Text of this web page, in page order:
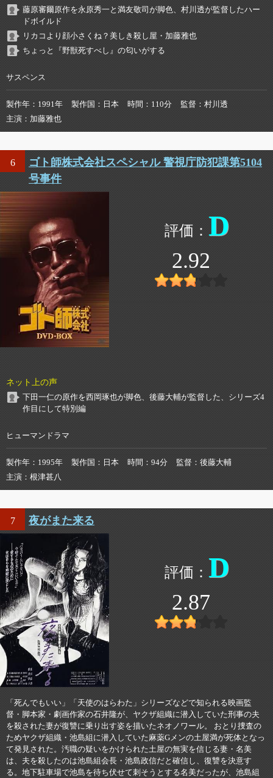
藤原審爾原作を永原秀一と満友敬司が脚色、村川透が監督したハー
ドボイルド
リカコより顔小さくね？美しき殺し屋・加藤雅也
ちょっと『野獣死すべし』の匂いがする
サスペンス
製作年 1991年 製作国 日本 時間 110分 監督
村川透
主演
加藤雅也
6
ゴト師株式会社スペシャル 警視庁防犯課第5104
号事件
D
2.92
ネット上の声
下田一仁の原作を西岡琢也が脚色、後藤大輔が監督した、シリーズ4
作目にして特別編
ヒューマンドラマ
製作年 1995年 製作国 日本 時間 94分 監督
後藤大輔
主演
根津甚八
7 夜がまた来る
D
2.87
「死んでもいい」「天使のはらわた」シリーズなどで知られる映画監
督・脚本家・劇画作家の石井隆が、ヤクザ組織に潜入していた刑事の夫
を殺された妻が復讐に乗り出す姿を描いたネオノワール。 おとり捜査の
ためヤクザ組織・池島組に潜入していた麻薬Gメンの土屋満が死体となっ
て発見された。汚職の疑いをかけられた土屋の無実を信じる妻・名美
は、夫を殺したのは池島組会長・池島政信だと確信し、復讐を決意す
る。地下駐車場で池島を待ち伏せて刺そうとする名美だったが、池島組